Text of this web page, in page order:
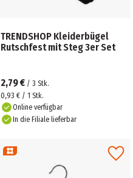
TRENDSHOP Kleiderbügel
Rutschfest mit Steg 3er Set
2,79 € / 3 Stk.
0,93 € / 1 Stk.
Online verfügbar
In die Filiale lieferbar